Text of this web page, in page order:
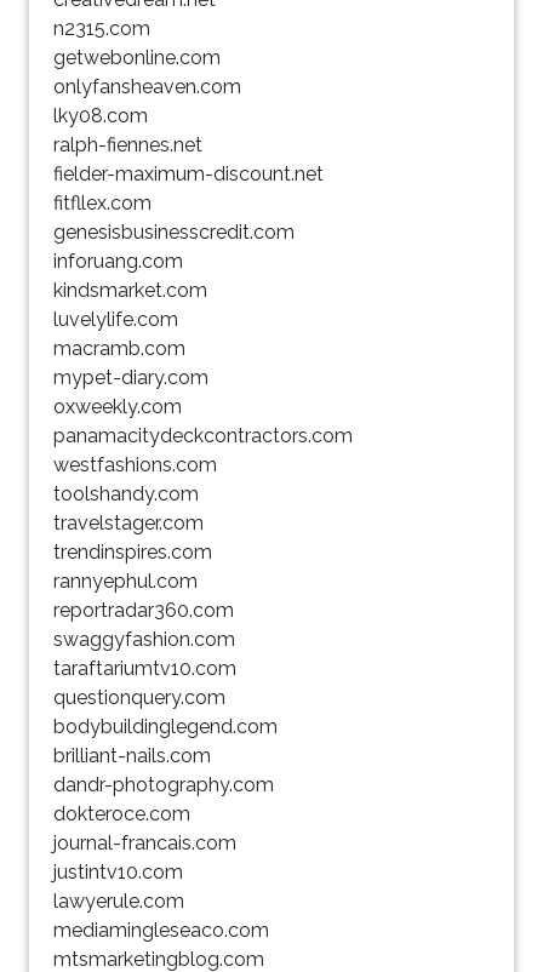
n2315.com
getwebonline.com
onlyfansheaven.com
lky08.com
ralph-fiennes.net
fielder-maximum-discount.net
fitfllex.com
genesisbusinesscredit.com
inforuang.com
kindsmarket.com
luvelylife.com
macramb.com
mypet-diary.com
oxweekly.com
panamacitydeckcontractors.com
westfashions.com
toolshandy.com
travelstager.com
trendinspires.com
rannyephul.com
reportradar360.com
swaggyfashion.com
taraftariumtv10.com
questionquery.com
bodybuildinglegend.com
brilliant-nails.com
dandr-photography.com
dokteroce.com
journal-francais.com
justintv10.com
lawyerule.com
mediamingleseaco.com
mtsmarketingblog.com